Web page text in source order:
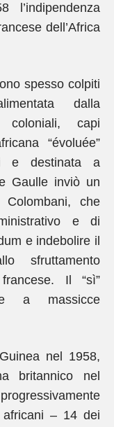
l’indipendenza
dell’Africa
spesso colpiti
dalla
coloniali, capi
“évoluée”
e destinata a
Gaulle inviò un
che
e di
e indebolire il
sfruttamento
Il “sì”
a massicce
nel 1958,
britannico nel
– 14 dei